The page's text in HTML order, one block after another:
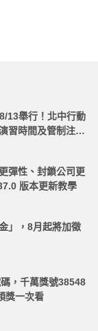
13舉行！北中行動
習時間及管制注意
彈性、封鎖公司更
版本更新教學
」，8月起將加徵
，千萬獎號38548
獎一次看